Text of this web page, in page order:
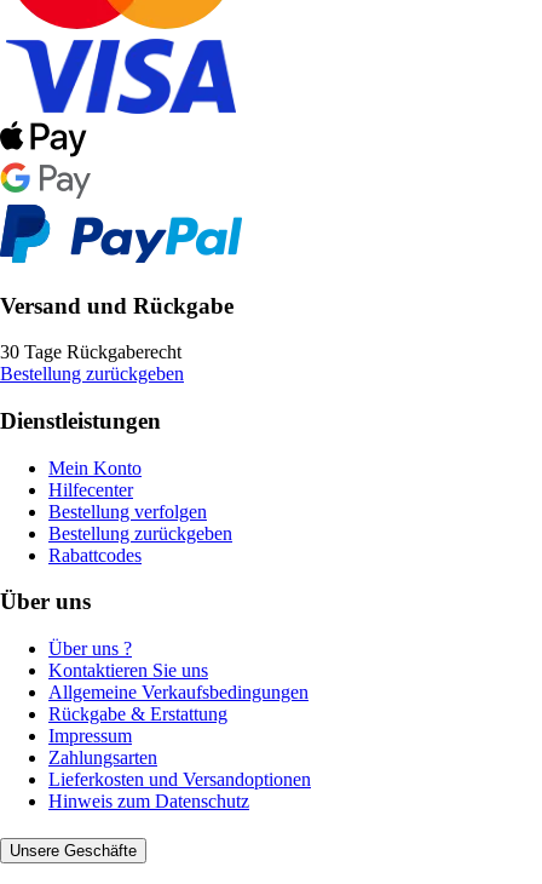
Versand und Rückgabe
30 Tage Rückgaberecht
Bestellung zurückgeben
Dienstleistungen
Mein Konto
Hilfecenter
Bestellung verfolgen
Bestellung zurückgeben
Rabattcodes
Über uns
Über uns ?
Kontaktieren Sie uns
Allgemeine Verkaufsbedingungen
Rückgabe & Erstattung
Impressum
Zahlungsarten
Lieferkosten und Versandoptionen
Hinweis zum Datenschutz
Unsere Geschäfte